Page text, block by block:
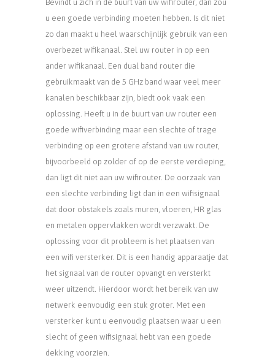
Bevindt u zich in de buurt van uw wifirouter, dan zou
u een goede verbinding moeten hebben. Is dit niet
zo dan maakt u heel waarschijnlijk gebruik van een
overbezet wifikanaal. Stel uw router in op een
ander wifikanaal. Een dual band router die
gebruikmaakt van de 5 GHz band waar veel meer
kanalen beschikbaar zijn, biedt ook vaak een
oplossing. Heeft u in de buurt van uw router een
goede wifiverbinding maar een slechte of trage
verbinding op een grotere afstand van uw router,
bijvoorbeeld op zolder of op de eerste verdieping,
dan ligt dit niet aan uw wifirouter. De oorzaak van
een slechte verbinding ligt dan in een wifisignaal
dat door obstakels zoals muren, vloeren, HR glas
en metalen oppervlakken wordt verzwakt. De
oplossing voor dit probleem is het plaatsen van
een wifi versterker. Dit is een handig apparaatje dat
het signaal van de router opvangt en versterkt
weer uitzendt. Hierdoor wordt het bereik van uw
netwerk eenvoudig een stuk groter. Met een
versterker kunt u eenvoudig plaatsen waar u een
slecht of geen wifisignaal hebt van een goede
dekking voorzien.